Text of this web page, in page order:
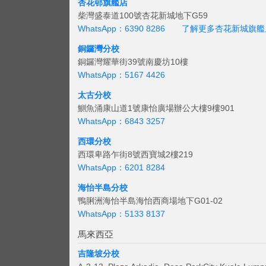
杏花邨旗艦店
柴灣盛泰道100號杏花新城地下G59
WhatsApp：6390 8286
了解更多杏花新城旗
銅鑼灣分校
銅鑼灣耀華街39號南慶坊10樓
WhatsApp：5167 4426
太古分校
鰂魚涌康山道1號康怡廣場辦公大樓9樓901
WhatsApp：6843 3257
西環分校
西環卑路乍街8號西寶城2樓219
WhatsApp：6201 8284
海怡半島分校
鴨脷洲海怡半島海怡西商場地下G01-02
WhatsApp：5133 8137
馬來西亞
吉隆坡分校